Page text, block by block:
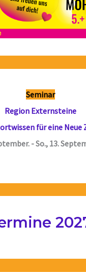
Seminar
Region Externsteine
für eine Neue
- So., 13.